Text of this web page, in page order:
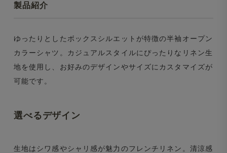
製品紹介
ゆったりとしたボックスシルエットが特徴の半袖オープン
カラーシャツ。カジュアルスタイルにぴったりなリネン生
地を使用し、お好みのデザインやサイズにカスタマイズが
可能です。
選べるデザイン
生地はシワ感やシャリ感が魅力のフレンチリネン。清涼感